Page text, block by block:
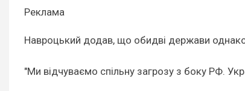
Реклама
Навроцький додав, що обидві держави
"Ми відчуваємо спільну загрозу з боку РФ.